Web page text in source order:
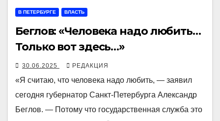
В ПЕТЕРБУРГЕ ВЛАСТЬ
Беглов: «Человека надо любить…
Только вот здесь…»
30.06.2025 РЕДАКЦИЯ
«Я считаю, что человека надо любить, — заявил
сегодня губернатор Санкт-Петербурга Александр
Беглов. — Потому что государственная служба это